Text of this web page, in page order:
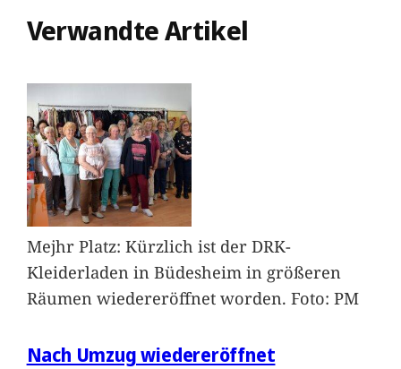
Verwandte Artikel
Mejhr Platz: Kürzlich ist der DRK-
Kleiderladen in Büdesheim in größeren
Räumen wiedereröffnet worden. Foto: PM
Nach Umzug wiedereröffnet